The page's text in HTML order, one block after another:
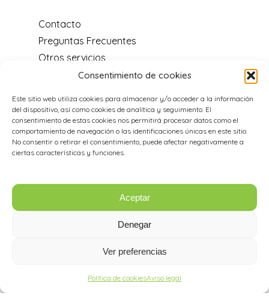
Consentimiento de cookies
Este sitio web utiliza cookies para almacenar y/o acceder a la información
del dispositivo, así como cookies de analítica y seguimiento. El
consentimiento de estas cookies nos permitirá procesar datos como el
comportamiento de navegación o las identificaciones únicas en este sitio.
No consentir o retirar el consentimiento, puede afectar negativamente a
ciertas características y funciones.
Aceptar
Denegar
Ver preferencias
Política de cookiesAviso legal
Contacto
Preguntas Frecuentes
Otros servicios
Distribuidores y programa de
recomendación
Acerca de nosotros
Aviso legal
Datos de Contacto